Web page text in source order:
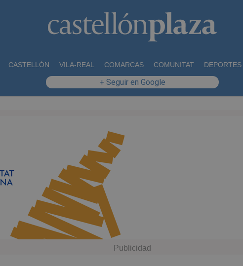
CASTELLÓN VILA-REAL COMARCAS COMUNITAT DEPORTES
+ Seguir en Google